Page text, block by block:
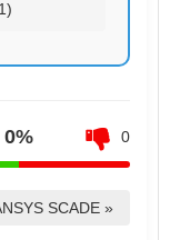
0% 0
SCADE »